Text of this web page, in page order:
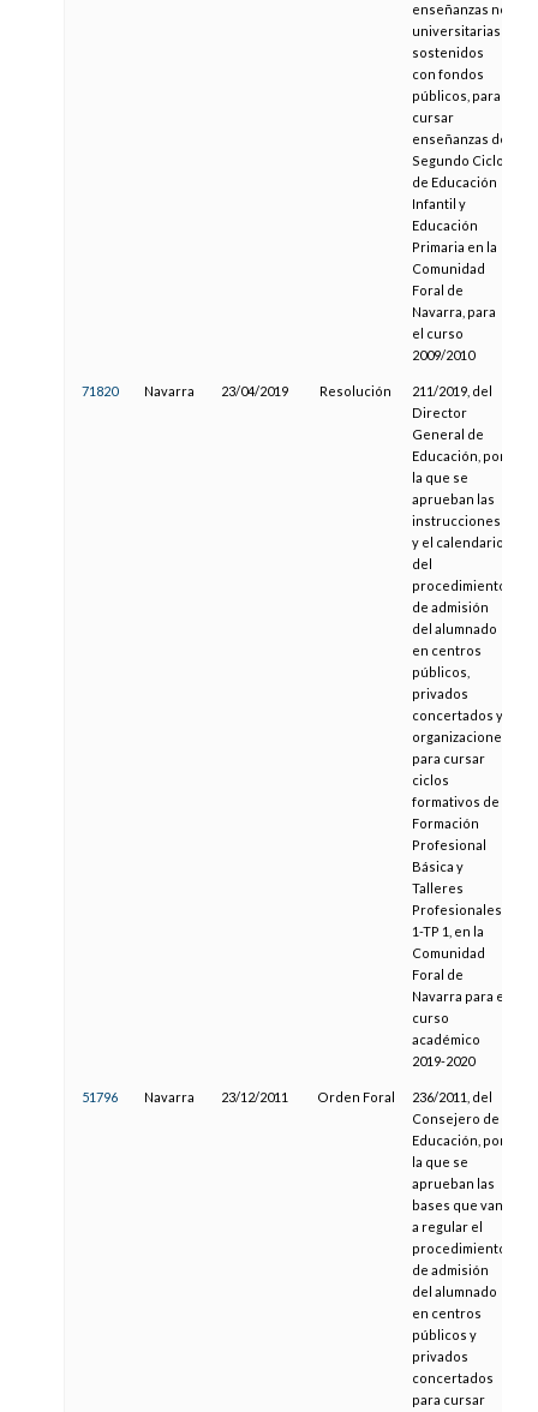
enseñanzas no
universitarias
sostenidos
con fondos
públicos, para
cursar
enseñanzas de
Segundo Ciclo
de Educación
Infantil y
Educación
Primaria en la
Comunidad
Foral de
Navarra, para
el curso
2009/2010
71820 Navarra 23/04/2019 Resolución
211/2019, del
Director
General de
Educación, por
la que se
aprueban las
instrucciones
y el calendario
del
procedimiento
de admisión
del alumnado
en centros
públicos,
privados
concertados y
organizaciones
para cursar
ciclos
formativos de
Formación
Profesional
Básica y
Talleres
Profesionales
1-TP 1, en la
Comunidad
Foral de
Navarra para el
curso
académico
2019-2020
51796 Navarra 23/12/2011 Orden Foral
236/2011, del
Consejero de
Educación, por
la que se
aprueban las
bases que van
a regular el
procedimiento
de admisión
del alumnado
en centros
públicos y
privados
concertados
para cursar